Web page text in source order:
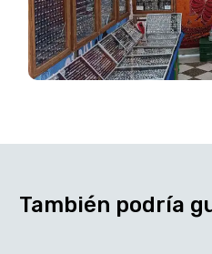
También podría